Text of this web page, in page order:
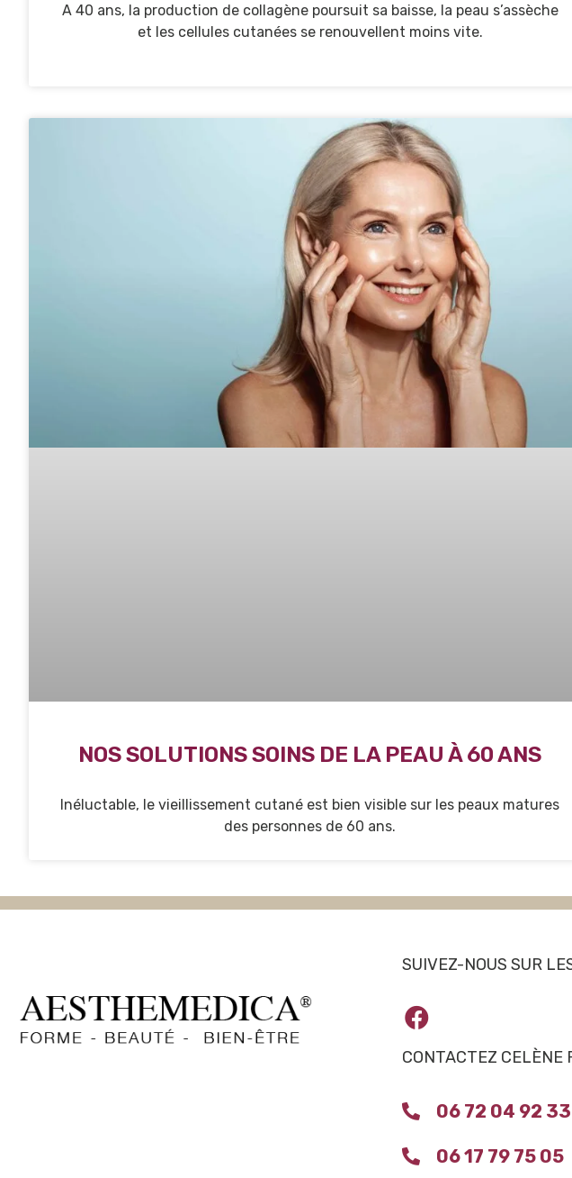
A 40 ans, la production de collagène poursuit sa baisse, la peau s’assèche
et les cellules cutanées se renouvellent moins vite.
NOS SOLUTIONS SOINS DE LA PEAU À 60 ANS
Inéluctable, le vieillissement cutané est bien visible sur les peaux matures
des personnes de 60 ans.
SUIVEZ-NOUS SUR
CONTACTEZ CELÈNE
06 72 04 92 33
06 17 79 75 05